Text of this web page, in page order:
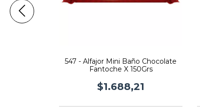
547 - Alfajor Mini Baño Chocolate
Fantoche X 150Grs
$1.688,21